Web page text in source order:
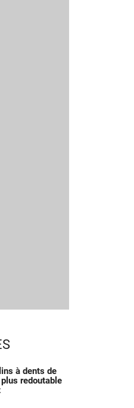
à dents de
redoutable